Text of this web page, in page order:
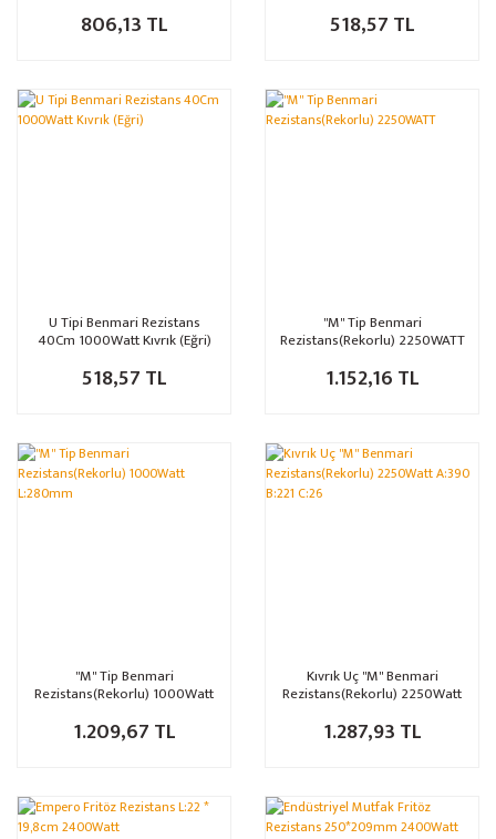
806,13 TL 518,57 TL
U Tipi Benmari Rezistans
40Cm 1000Watt Kıvrık (Eğri)
518,57 TL
''M'' Tip Benmari
Rezistans(Rekorlu) 2250WATT
1.152,16 TL
''M'' Tip Benmari
Rezistans(Rekorlu) 1000Watt
1.209,67 TL
Kıvrık Uç ''M'' Benmari
Rezistans(Rekorlu) 2250Watt
1.287,93 TL